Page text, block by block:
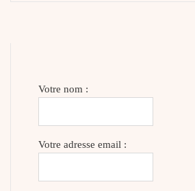
Votre nom :
Votre adresse email :